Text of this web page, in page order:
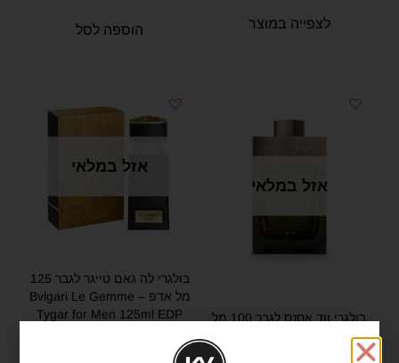
לצפייה במוצר הוספה לסל
אזל במלאי
בולגרי ווד אסנס לגבר 100 מל
Essence for Men 100ml
אזל במלאי
בולגרי לה גאם טייגר לגבר 125
מל אדפ – Bvlgari Le Gemme
Tygar for Men 125ml EDP